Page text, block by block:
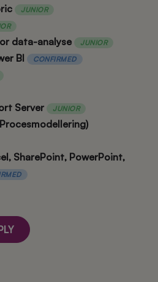
JUNIOR
data-analyse JUNIOR
BI CONFIRMED
Server JUNIOR
SharePoint, PowerPoint,